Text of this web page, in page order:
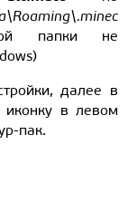
папки не
)
далее в
в левом
пак.